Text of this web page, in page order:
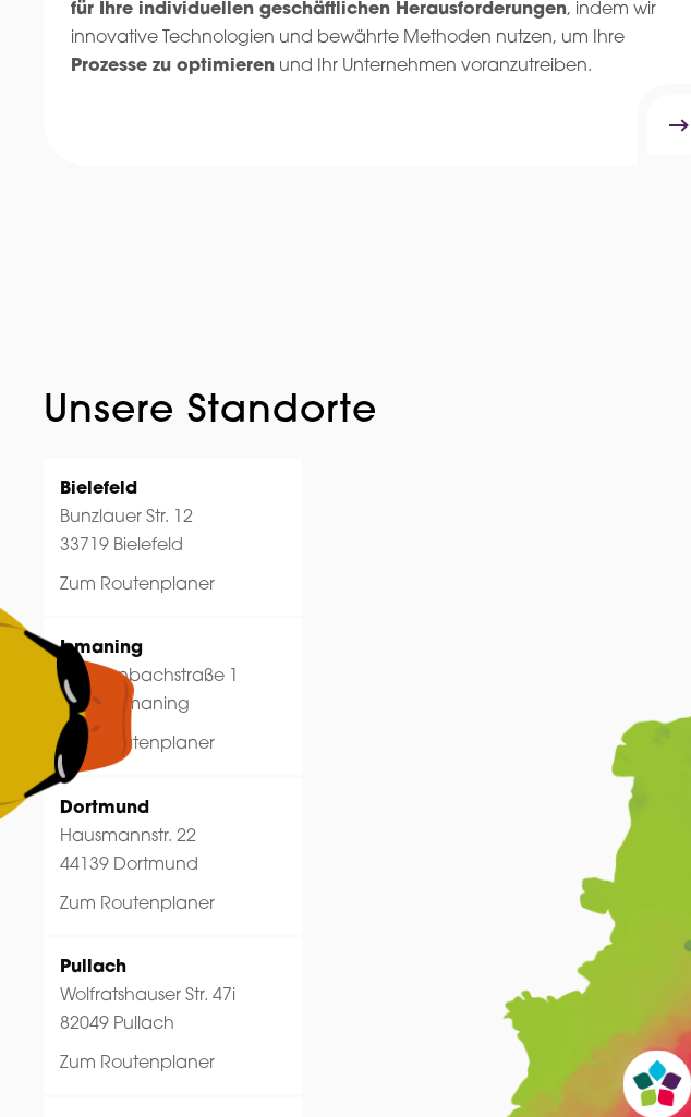
Hey psst!
für Ihre individuellen geschäftlichen Herausforderungen, indem wir
innovative Technologien und bewährte Methoden nutzen, um Ihre
Prozesse zu optimieren und Ihr Unternehmen voranzutreiben.
Unsere Standorte
Bielefeld
Bunzlauer Str. 12
33719 Bielefeld
Zum Routenplaner
Ismaning
Reichenbachstraße 1
85737 Ismaning
Zum Routenplaner
Dortmund
Hausmannstr. 22
44139 Dortmund
Zum Routenplaner
Pullach
Wolfratshauser Str. 47i
82049 Pullach
Zum Routenplaner